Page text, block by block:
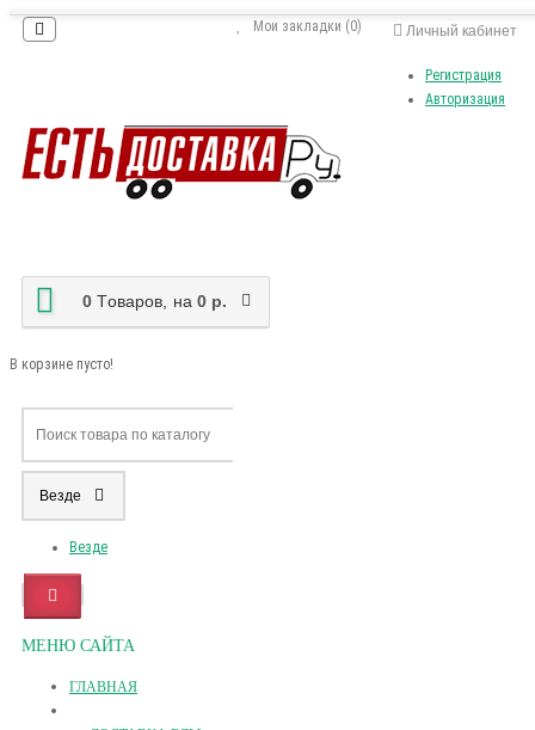
Личный кабинет
Регистрация
Авторизация
Мои закладки (0)
0 Tоваров, на 0 р.
В корзине пусто!
Везде
Везде
МЕНЮ САЙТА
ГЛАВНАЯ